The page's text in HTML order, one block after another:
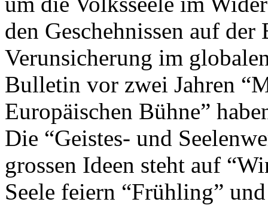
den Geschehnissen auf
Verunsicherung im
Bulletin vor zwei Jahren
Europäischen Bühne”
Die “Geistes- und
grossen Ideen steht auf
Seele feiern “Frühling”